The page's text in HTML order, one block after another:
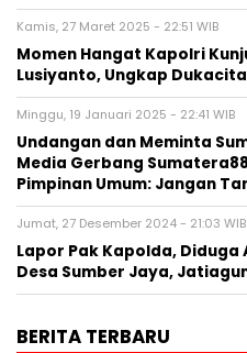
Kamis, 27 Maret 2025 - 22:51 WIB
Momen Hangat Kapolri
Lusiyanto, Ungkap
Minggu, 19 Januari 2025 - 22:41 WIB
Undangan dan Meminta
Media Gerbang
Pimpinan Umum: Jangan
Jumat, 27 Desember 2024 - 21:03 WIB
Lapor Pak Kapolda, Diduga
Desa Sumber Jaya,
BERITA TERBARU